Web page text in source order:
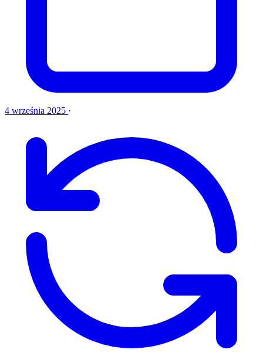
4 września 2025 ·